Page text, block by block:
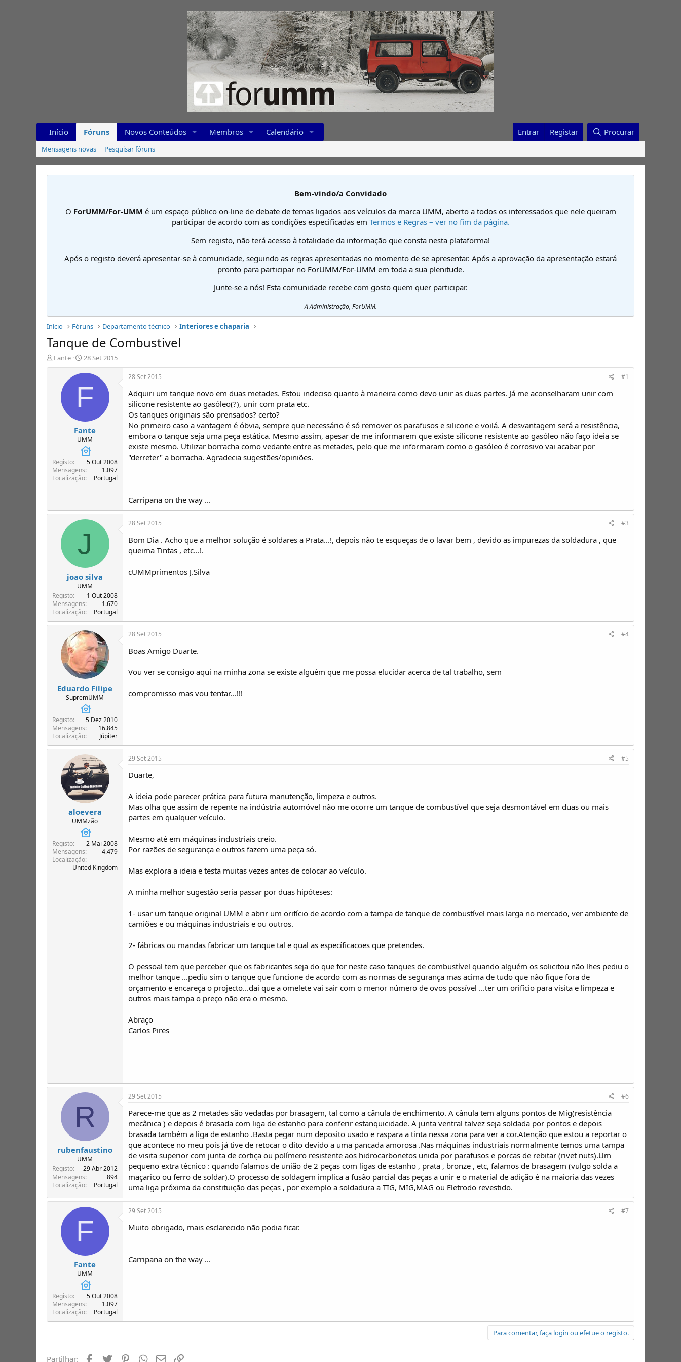
Início Fóruns Novos Conteúdos Membros Calendário Entrar Registar Procurar
Mensagens novas Pesquisar fóruns
Bem-vindo/a Convidado
O ForUMM/For-UMM é um espaço público on-line de debate de temas ligados aos veículos da marca UMM, aberto a todos os interessados que nele queiram
participar de acordo com as condições especificadas em Termos e Regras – ver no fim da página.
Sem registo, não terá acesso à totalidade da informação que consta nesta plataforma!
Após o registo deverá apresentar-se à comunidade, seguindo as regras apresentadas no momento de se apresentar. Após a aprovação da apresentação estará
pronto para participar no ForUMM/For-UMM em toda a sua plenitude.
Junte-se a nós! Esta comunidade recebe com gosto quem quer participar.
A Administração, ForUMM.
Início Fóruns Departamento técnico Interiores e chaparia
Tanque de Combustivel
I
n
T
ó
p
s
Fante
D
a
t
n
í
c
i
o
28 Set 2015
F
Fante
UMM
Registo
5 Out 2008
Mensagens
1.097
Localização
Portugal
28 Set 2015 #1
Adquiri um tanque novo em duas metades. Estou indeciso quanto à maneira como devo unir as duas partes. Já me aconselharam unir com
silicone resistente ao gasóleo(?), unir com prata etc.
Os tanques originais são prensados? certo?
No primeiro caso a vantagem é óbvia, sempre que necessário é só remover os parafusos e silicone e voilá. A desvantagem será a resistência,
embora o tanque seja uma peça estática. Mesmo assim, apesar de me informarem que existe silicone resistente ao gasóleo não faço ideia se
existe mesmo. Utilizar borracha como vedante entre as metades, pelo que me informaram como o gasóleo é corrosivo vai acabar por
"derreter" a borracha. Agradecia sugestões/opiniões.
Carripana on the way ...
J
joao silva
UMM
Registo
1 Out 2008
Mensagens
1.670
Localização
Portugal
28 Set 2015 #3
Bom Dia . Acho que a melhor solução é soldares a Prata...!, depois não te esqueças de o lavar bem , devido as impurezas da soldadura , que
queima Tintas , etc...!.
cUMMprimentos J.Silva
Eduardo Filipe
SupremUMM
Registo
5 Dez 2010
Mensagens
16.845
Localização
Júpiter
28 Set 2015 #4
Boas Amigo Duarte.
Vou ver se consigo aqui na minha zona se existe alguém que me possa elucidar acerca de tal trabalho, sem
compromisso mas vou tentar...!!!
aloevera
UMMzão
Registo
2 Mai 2008
Mensagens
4.479
Localização
United Kingdom
29 Set 2015 #5
Duarte,
A ideia pode parecer prática para futura manutenção, limpeza e outros.
Mas olha que assim de repente na indústria automóvel não me ocorre um tanque de combustível que seja desmontável em duas ou mais
partes em qualquer veículo.
Mesmo até em máquinas industriais creio.
Por razões de segurança e outros fazem uma peça só.
Mas explora a ideia e testa muitas vezes antes de colocar ao veículo.
A minha melhor sugestão seria passar por duas hipóteses:
1- usar um tanque original UMM e abrir um orifício de acordo com a tampa de tanque de combustível mais larga no mercado, ver ambiente de
camiões e ou máquinas industriais e ou outros.
2- fábricas ou mandas fabricar um tanque tal e qual as específicacoes que pretendes.
O pessoal tem que perceber que os fabricantes seja do que for neste caso tanques de combustível quando alguém os solicitou não lhes pediu o
melhor tanque ...pediu sim o tanque que funcione de acordo com as normas de segurança mas acima de tudo que não fique fora de
orçamento e encareça o projecto...dai que a omelete vai sair com o menor número de ovos possível ...ter um orifício para visita e limpeza e
outros mais tampa o preço não era o mesmo.
Abraço
Carlos Pires
R
rubenfaustino
UMM
Registo
29 Abr 2012
Mensagens
894
Localização
Portugal
29 Set 2015 #6
Parece-me que as 2 metades são vedadas por brasagem, tal como a cânula de enchimento. A cânula tem alguns pontos de Mig(resistência
mecânica ) e depois é brasada com liga de estanho para conferir estanquicidade. A junta ventral talvez seja soldada por pontos e depois
brasada também a liga de estanho .Basta pegar num deposito usado e raspara a tinta nessa zona para ver a cor.Atenção que estou a reportar o
que acontece no meu pois já tive de retocar o dito devido a uma pancada amorosa .Nas máquinas industriais normalmente temos uma tampa
de visita superior com junta de cortiça ou polímero resistente aos hidrocarbonetos unida por parafusos e porcas de rebitar (rivet nuts).Um
pequeno extra técnico : quando falamos de união de 2 peças com ligas de estanho , prata , bronze , etc, falamos de brasagem (vulgo solda a
maçarico ou ferro de soldar).O processo de soldagem implica a fusão parcial das peças a unir e o material de adição é na maioria das vezes
uma liga próxima da constituição das peças , por exemplo a soldadura a TIG, MIG,MAG ou Eletrodo revestido.
F
Fante
UMM
Registo
5 Out 2008
Mensagens
1.097
Localização
Portugal
29 Set 2015 #7
Muito obrigado, mais esclarecido não podia ficar.
Carripana on the way ...
Para comentar, faça login ou efetue o registo.
Partilhar: Facebook
Twitter PinterestWhatsapp
Email